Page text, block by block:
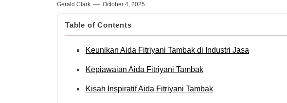
Gerald Clark October 4, 2025
Table of Contents
Keunikan Aida Fitriyani Tambak di Industri Jasa
Kepiawaian Aida Fitriyani Tambak
Kisah Inspiratif Aida Fitriyani Tambak